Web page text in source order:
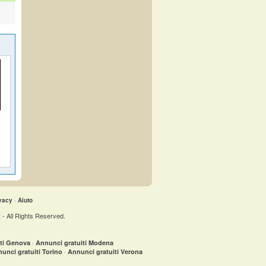
· Aiuto
- All Rights Reserved.
Genova · Annunci gratuiti Modena
gratuiti Torino· Annunci gratuiti Verona